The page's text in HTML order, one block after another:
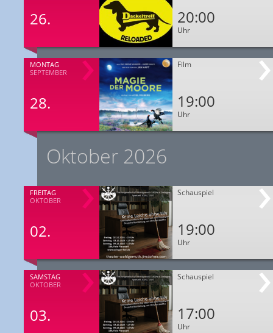
26. 20:00
Uhr
MONTAG
SEPTEMBER
28.
Film
19:00
Uhr
Oktober 2026
FREITAG
OKTOBER
02.
Schauspiel
19:00
Uhr
SAMSTAG
OKTOBER
03.
Schauspiel
17:00
Uhr